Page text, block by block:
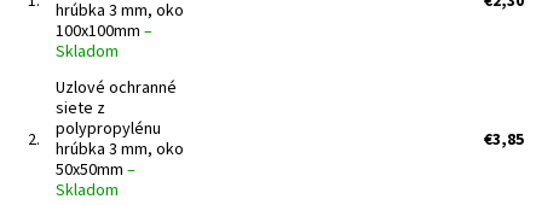
hrúbka 3 mm, oko
100x100mm –
Skladom
2.
Uzlové ochranné
siete z
polypropylénu
hrúbka 3 mm, oko
50x50mm –
Skladom
€3,85